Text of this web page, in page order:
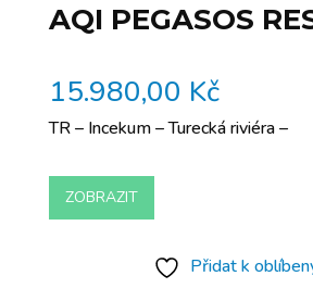
AQI PEGASOS
15.980,00 Kč
TR – Incekum – Turecká riviéra –
ZOBRAZIT
Přidat k